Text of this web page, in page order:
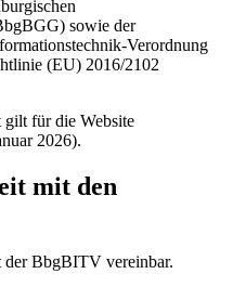
sowie der
Verordnung
(EU) 2016/2102
für die Website
2026).
mit den
der BbgBITV vereinbar.